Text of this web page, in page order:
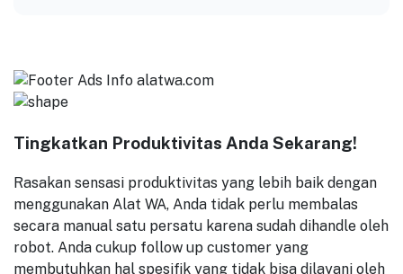
Tingkatkan Produktivitas Anda Sekarang!
Rasakan sensasi produktivitas yang lebih baik dengan
menggunakan Alat WA, Anda tidak perlu membalas
secara manual satu persatu karena sudah dihandle oleh
robot. Anda cukup follow up customer yang
membutuhkan hal spesifik yang tidak bisa dilayani oleh